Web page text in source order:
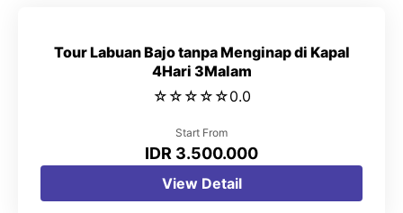
Tour Labuan Bajo tanpa Menginap di Kapal
4Hari 3Malam
☆ ☆ ☆ ☆ ☆0.0
Start From
IDR 3.500.000
View Detail